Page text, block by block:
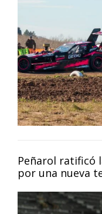
Peñarol ratificó
por una nueva